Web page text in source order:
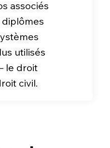
associés
utilisés
le droit
civil.